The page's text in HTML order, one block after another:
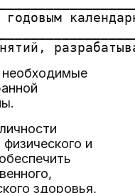
годовым
и
здоровья,